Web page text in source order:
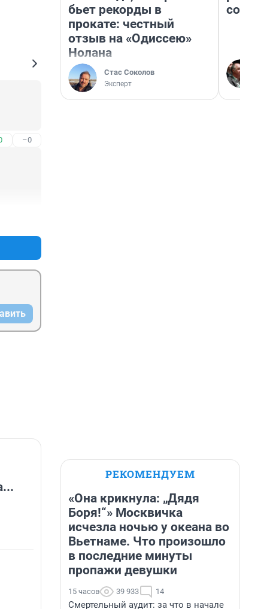
–0
бьет рекорды в
прокате: честный
отзыв на «Одиссею»
Нолана
Стас Соколов
Эксперт
РЕКОМЕНДУЕМ
«Она крикнула: „Дядя
Боря!“» Москвичка
исчезла ночью у океана во
Вьетнаме. Что произошло
в последние минуты
пропажи девушки
15 часов 39 933 14
Смертельный аудит: за что в начале